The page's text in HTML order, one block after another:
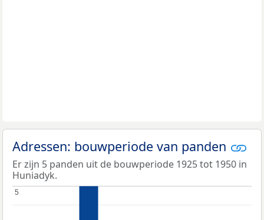
Adressen: bouwperiode van panden
Er zijn 5 panden uit de bouwperiode 1925 tot 1950 in
Huniadyk.
5
5